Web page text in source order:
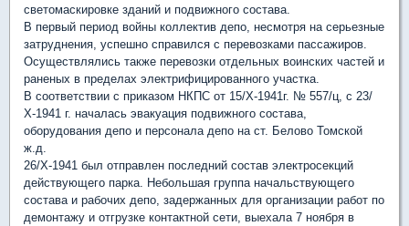
светомаскировке зданий и подвижного состава.
В первый период войны коллектив депо, несмотря на серьезные
затруднения, успешно справился с перевозками пассажиров.
Осуществлялись также перевозки отдельных воинских частей и
раненых в пределах электрифицированного участка.
В соответствии с приказом НКПС от 15/Х-1941г. № 557/ц, с 23/
Х-1941 г. началась эвакуация подвижного состава,
оборудования депо и персонала депо на ст. Белово Томской
ж.д.
26/Х-1941 был отправлен последний состав электросекций
действующего парка. Небольшая группа начальствующего
состава и рабочих депо, задержанных для организации работ по
демонтажу и отгрузке контактной сети, выехала 7 ноября в